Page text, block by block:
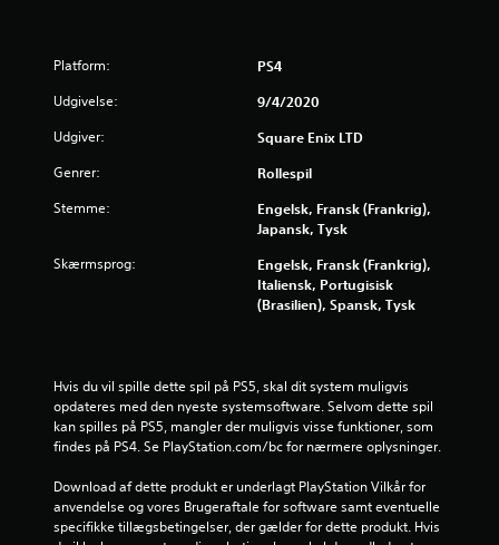
s
t
j
r
n
e
r
Platform: PS4
Udgivelse: 9/4/2020
Udgiver: Square Enix LTD
Genrer: Rollespil
Stemme:
Engelsk, Fransk (Frankrig),
Japansk, Tysk
Skærmsprog:
Engelsk, Fransk (Frankrig),
Italiensk, Portugisisk
(Brasilien), Spansk, Tysk
Hvis du vil spille dette spil på PS5, skal dit system muligvis
opdateres med den nyeste systemsoftware. Selvom dette spil
kan spilles på PS5, mangler der muligvis visse funktioner, som
findes på PS4. Se PlayStation.com/bc for nærmere oplysninger.
Download af dette produkt er underlagt PlayStation Vilkår for
anvendelse og vores Brugeraftale for software samt eventuelle
specifikke tillægsbetingelser, der gælder for dette produkt. Hvis